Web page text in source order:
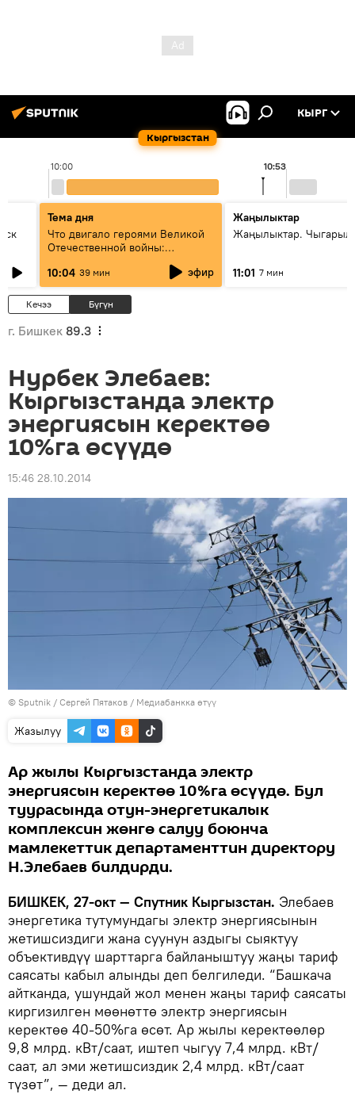
Кыргызстан
КЫРГ
10:00 10:53
Тема дня
Что двигало героями Великой
Отечественной войны:
Тулебердиева
10:04 39 мин эфир
Жаңылыктар
Жаңылыктар.
11:01 7 мин
Кечээ Бүгүн
г. Бишкек 89.3
Нурбек Элебаев:
Кыргызстанда электр
энергиясын керектөө
10%га өсүүдө
15:46 28.10.2014
© Sputnik / Сергей Пятаков / Медиабанкка өтүү
Жазылуу
Ар жылы Кыргызстанда электр
энергиясын керектөө 10%га өсүүдө. Бул
туурасында отун-энергетикалык
комплексин жөнгө салуу боюнча
мамлекеттик департаменттин директору
Н.Элебаев билдирди.
БИШКЕК, 27-окт — Спутник Кыргызстан. Элебаев
энергетика тутумундагы электр энергиясынын
жетишсиздиги жана суунун аздыгы сыяктуу
объективдүү шарттарга байланыштуу жаңы тариф
саясаты кабыл алынды деп белгиледи. “Башкача
айтканда, ушундай жол менен жаңы тариф саясаты
киргизилген мөөнөттө электр энергиясын
керектөө 40-50%га өсөт. Ар жылы керектөөлөр
9,8 млрд. кВт/саат, иштеп чыгуу 7,4 млрд. кВт/
саат, ал эми жетишсиздик 2,4 млрд. кВт/саат
түзөт”, — деди ал.